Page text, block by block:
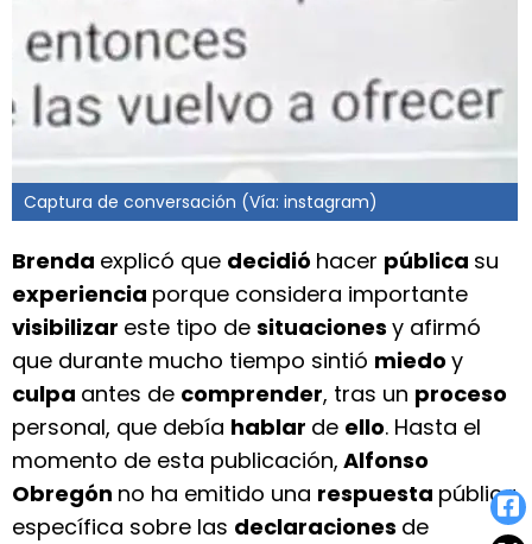
Captura de conversación (Vía: instagram)
Brenda explicó que decidió hacer pública su
experiencia porque considera importante
visibilizar este tipo de situaciones y afirmó
que durante mucho tiempo sintió miedo y
culpa antes de comprender, tras un proceso
personal, que debía hablar de ello. Hasta el
momento de esta publicación, Alfonso
Obregón no ha emitido una respuesta pública
específica sobre las declaraciones de